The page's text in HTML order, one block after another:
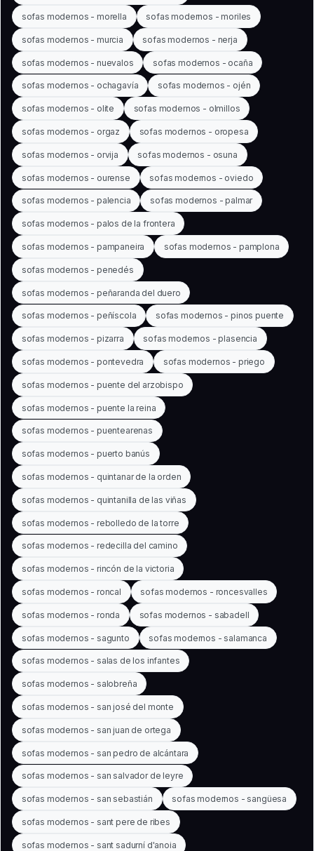
sofas modernos - morella sofas modernos - moriles
sofas modernos - murcia sofas modernos - nerja
sofas modernos - nuevalos sofas modernos - ocaña
sofas modernos - ochagavía sofas modernos - ojén
sofas modernos - olite sofas modernos - olmillos
sofas modernos - orgaz sofas modernos - oropesa
sofas modernos - orvija sofas modernos - osuna
sofas modernos - ourense sofas modernos - oviedo
sofas modernos - palencia sofas modernos - palmar
sofas modernos - palos de la frontera
sofas modernos - pampaneira sofas modernos - pamplona
sofas modernos - penedés
sofas modernos - peñaranda del duero
sofas modernos - peñíscola sofas modernos - pinos puente
sofas modernos - pizarra sofas modernos - plasencia
sofas modernos - pontevedra sofas modernos - priego
sofas modernos - puente del arzobispo
sofas modernos - puente la reina
sofas modernos - puentearenas
sofas modernos - puerto banús
sofas modernos - quintanar de la orden
sofas modernos - quintanilla de las viñas
sofas modernos - rebolledo de la torre
sofas modernos - redecilla del camino
sofas modernos - rincón de la victoria
sofas modernos - roncal sofas modernos - roncesvalles
sofas modernos - ronda sofas modernos - sabadell
sofas modernos - sagunto sofas modernos - salamanca
sofas modernos - salas de los infantes
sofas modernos - salobreña
sofas modernos - san josé del monte
sofas modernos - san juan de ortega
sofas modernos - san pedro de alcántara
sofas modernos - san salvador de leyre
sofas modernos - san sebastián sofas modernos - sangüesa
sofas modernos - sant pere de ribes
sofas modernos - sant sadurní d'anoia